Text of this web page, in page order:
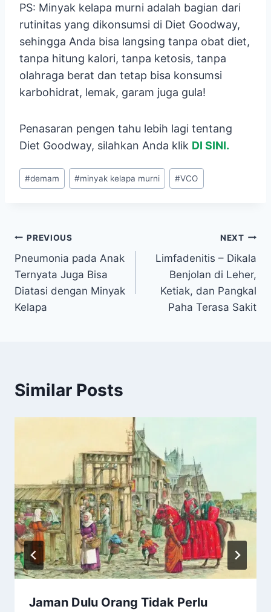
PS: Minyak kelapa murni adalah bagian dari
rutinitas yang dikonsumsi di Diet Goodway,
sehingga Anda bisa langsing tanpa obat diet,
tanpa hitung kalori, tanpa ketosis, tanpa
olahraga berat dan tetap bisa konsumsi
karbohidrat, lemak, garam juga gula!
Penasaran pengen tahu lebih lagi tentang
Diet Goodway, silahkan Anda klik DI SINI.
Post
Tags:
#demam #minyak kelapa murni #VCO
Navigasi
pos
PREVIOUS
Pneumonia pada Anak
Ternyata Juga Bisa
Diatasi dengan Minyak
Kelapa
NEXT
Limfadenitis – Dikala
Benjolan di Leher,
Ketiak, dan Pangkal
Paha Terasa Sakit
Similar Posts
Jaman Dulu Orang Tidak Perlu